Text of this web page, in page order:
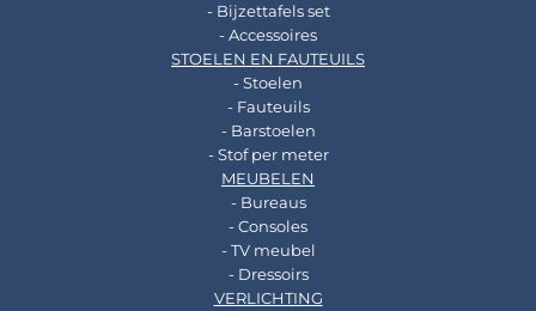
- Bijzettafels set
- Accessoires
STOELEN EN FAUTEUILS
- Stoelen
- Fauteuils
- Barstoelen
- Stof per meter
MEUBELEN
- Bureaus
- Consoles
- TV meubel
- Dressoirs
VERLICHTING